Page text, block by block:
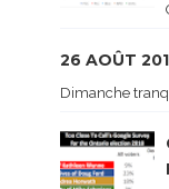
26 AOÛT
Dimanche